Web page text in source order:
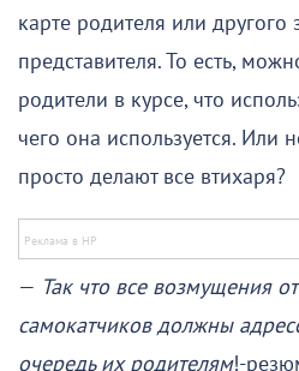
карте родителя или другого
представителя. То есть,
родители в курсе, что
чего она используется. Или
просто делают все втихаря?
— Так что все возмущения
самокатчиков должны
очередь их родителям!-